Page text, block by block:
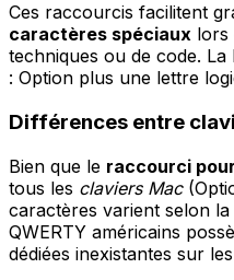
Ces raccourcis facilitent
caractères spéciaux lors
techniques ou de code.
: Option plus une lettre
Différences entre
Bien que le raccourci
tous les claviers Mac
caractères varient selon
QWERTY américains
dédiées inexistantes sur